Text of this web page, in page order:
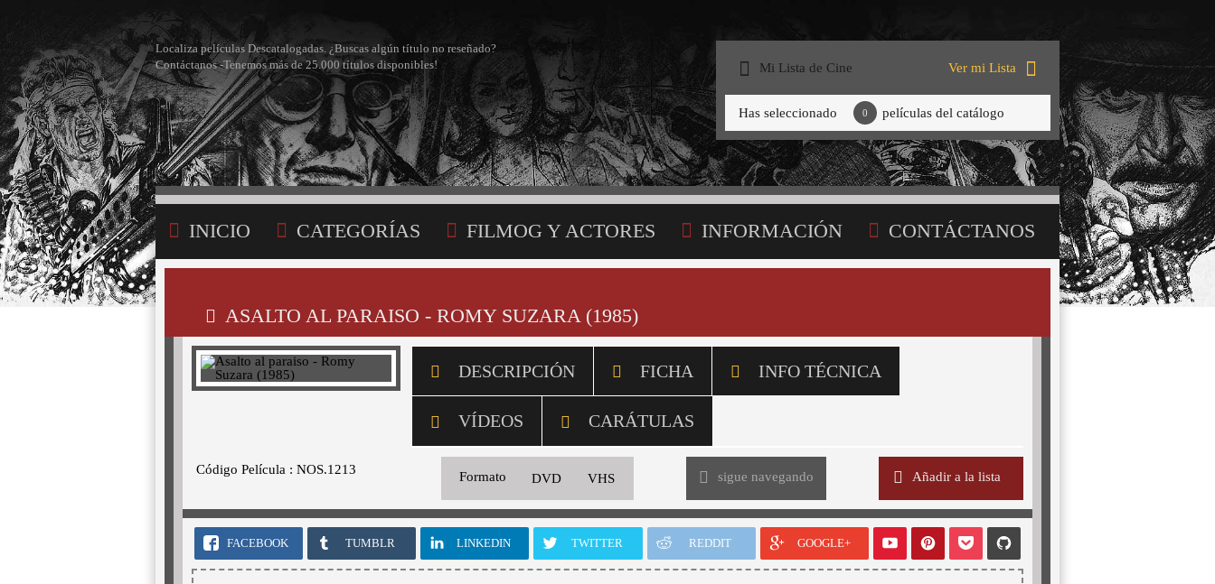
Localiza películas Descatalogadas. ¿Buscas algún título no reseñado?
Contáctanos -Tenemos más de 25.000 títulos disponibles!
Mi Lista de Cine Ver mi Lista
Has seleccionado 0 películas del catálogo
INICIO CATEGORÍAS FILMOG Y ACTORES INFORMACIÓN CONTÁCTANOS
ASALTO AL PARAISO - ROMY SUZARA (1985)
DESCRIPCIÓN FICHA INFO TÉCNICA
VÍDEOS CARÁTULAS
Código Película : NOS.1213
Formato DVD VHS sigue navegando Añadir a la lista
FACEBOOK TUMBLR LINKEDIN TWITTER REDDIT GOOGLE+